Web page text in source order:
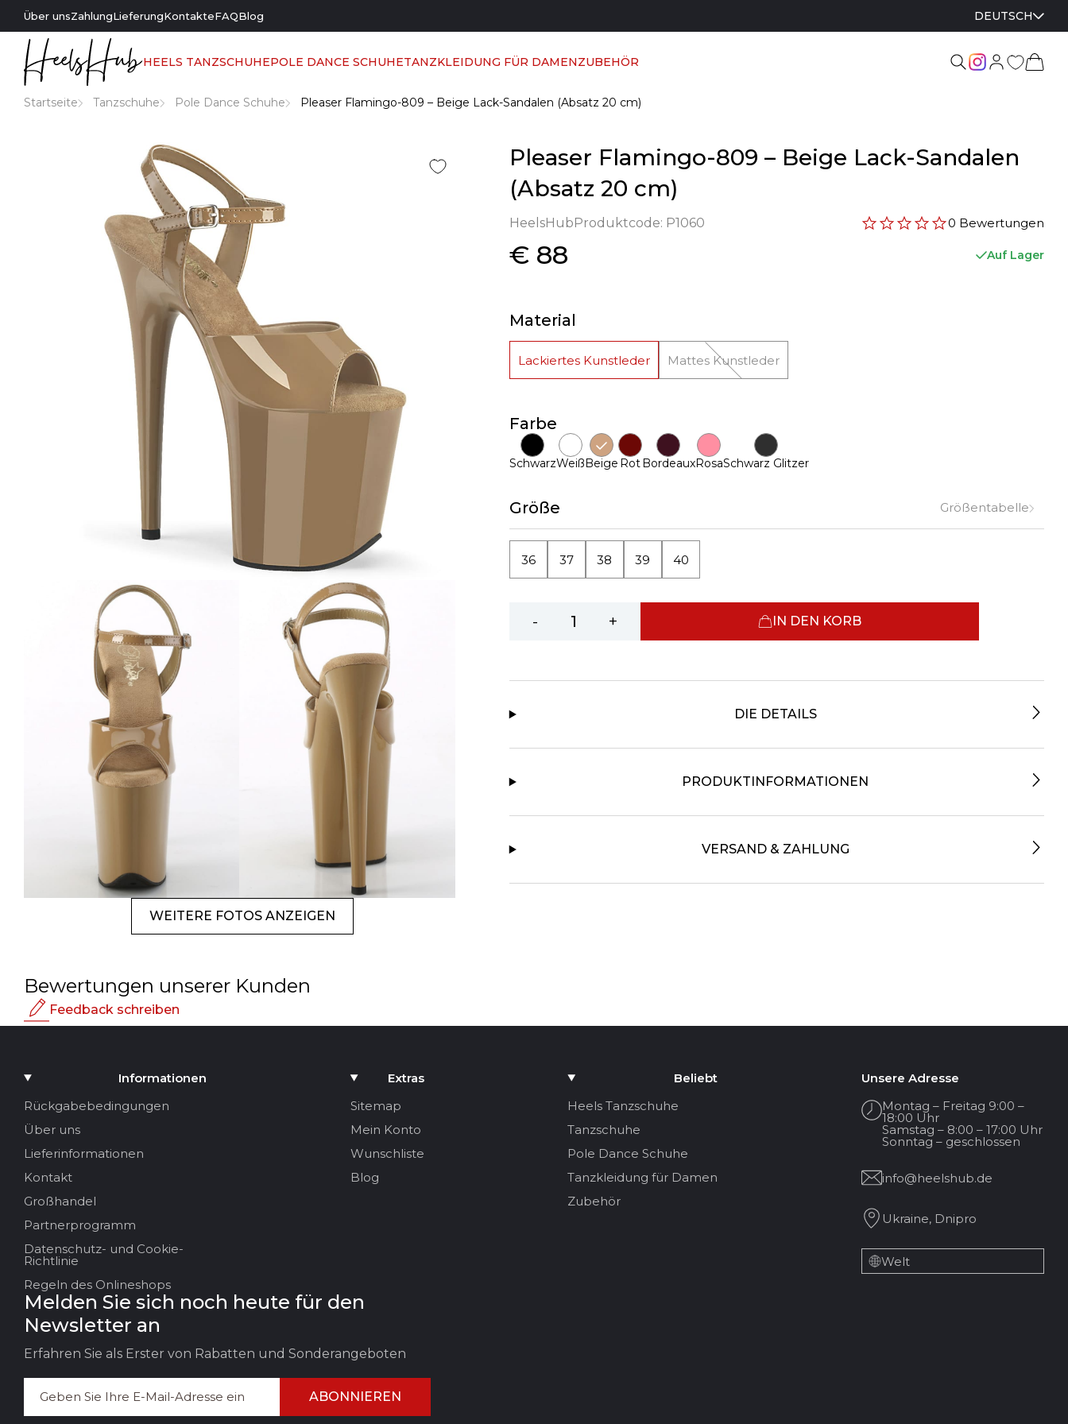
Über unsZahlungLieferungKontakteFAQBlog DEUTSCH
HEELS TANZSCHUHEPOLE DANCE SCHUHETANZKLEIDUNG FÜR DAMENZUBEHÖR
Startseite Tanzschuhe Pole Dance Schuhe Pleaser Flamingo-809 – Beige Lack-Sandalen (Absatz 20 cm)
WEITERE FOTOS ANZEIGEN
Pleaser Flamingo-809 – Beige Lack-Sandalen
(Absatz 20 cm)
HeelsHubProduktcode: P1060 0 Bewertungen
€ 88 Auf Lager
Material
Lackiertes Kunstleder Mattes Kunstleder
Farbe
SchwarzWeißBeige RotBordeauxRosaSchwarz Glitzer
Größe Größentabelle
36 37 38 39 40
- + IN DEN KORB
DIE DETAILS
PRODUKTINFORMATIONEN
VERSAND & ZAHLUNG
Bewertungen unserer Kunden
Feedback schreiben
Ihr Name
Ihre E-Mail
Titel der Bewertung
Ihr Feedback:
Informationen
Rückgabebedingungen
Über uns
Lieferinformationen
Kontakt
Großhandel
Partnerprogramm
Datenschutz- und Cookie-
Richtlinie
Regeln des Onlineshops
Extras
Sitemap
Mein Konto
Wunschliste
Blog
Beliebt
Heels Tanzschuhe
Tanzschuhe
Pole Dance Schuhe
Tanzkleidung für Damen
Zubehör
Unsere Adresse
Montag – Freitag 9:00 –
18:00 Uhr
Samstag – 8:00 – 17:00 Uhr
Sonntag – geschlossen
info@heelshub.de
Ukraine, Dnipro
Welt
Melden Sie sich noch heute für den
Newsletter an
Erfahren Sie als Erster von Rabatten und Sonderangeboten
ABONNIEREN